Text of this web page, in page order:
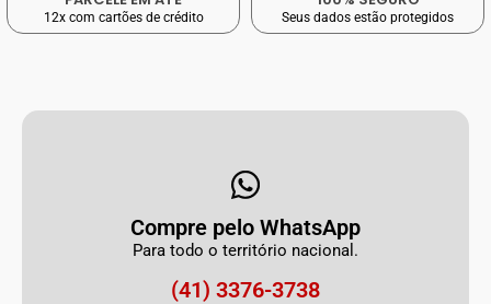
12x com cartões de crédito Seus dados estão protegidos
Compre pelo WhatsApp
Para todo o território nacional.
(41) 3376-3738